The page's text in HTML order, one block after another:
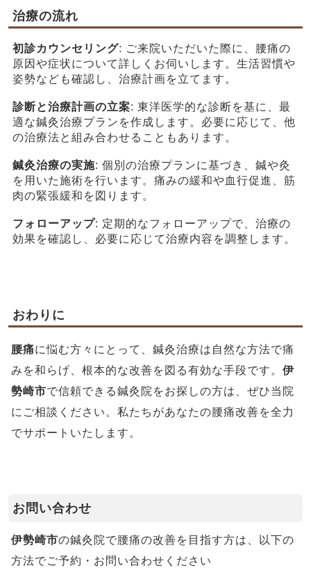
治療の流れ
初診カウンセリング: ご来院いただいた際に、腰痛の
原因や症状について詳しくお伺いします。生活習慣や
姿勢なども確認し、治療計画を立てます。
診断と治療計画の立案: 東洋医学的な診断を基に、最
適な鍼灸治療プランを作成します。必要に応じて、他
の治療法と組み合わせることもあります。
鍼灸治療の実施: 個別の治療プランに基づき、鍼や灸
を用いた施術を行います。痛みの緩和や血行促進、筋
肉の緊張緩和を図ります。
フォローアップ: 定期的なフォローアップで、治療の
効果を確認し、必要に応じて治療内容を調整します。
おわりに
腰痛に悩む方々にとって、鍼灸治療は自然な方法で痛
みを和らげ、根本的な改善を図る有効な手段です。 伊
勢崎市で信頼できる鍼灸院をお探しの方は、ぜひ当院
にご相談ください。私たちがあなたの腰痛改善を全力
でサポートいたします。
お問い合わせ
伊勢崎市の鍼灸院で腰痛の改善を目指す方は、以下の
方法でご予約・お問い合わせください